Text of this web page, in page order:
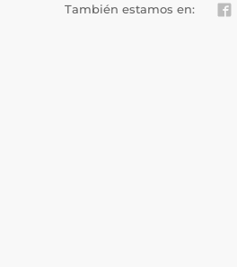
También estamos en: